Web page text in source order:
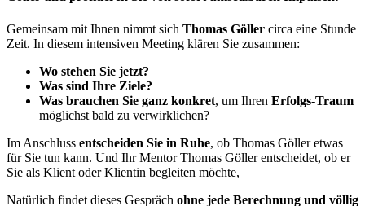
Gemeinsam mit Ihnen nimmt sich Thomas Göller circa eine Stunde
Zeit. In diesem intensiven Meeting klären Sie zusammen:
Wo stehen Sie jetzt?
Was sind Ihre Ziele?
Was brauchen Sie ganz konkret, um Ihren Erfolgs-Traum
möglichst bald zu verwirklichen?
Im Anschluss entscheiden Sie in Ruhe, ob Thomas Göller etwas
für Sie tun kann. Und Ihr Mentor Thomas Göller entscheidet, ob er
Sie als Klient oder Klientin begleiten möchte,
Natürlich findet dieses Gespräch ohne jede Berechnung und völlig